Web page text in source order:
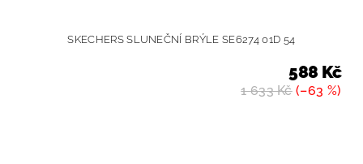
SKECHERS SLUNEČNÍ BRÝLE SE6274 01D 54
1 633 Kč(–63 %)
588 Kč